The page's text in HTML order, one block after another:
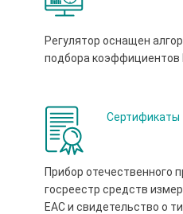
Регулятор оснащен
подбора коэффициентов
Сертификаты
Прибор отечественного
госреестр средств
ЕАС и свидетельство о